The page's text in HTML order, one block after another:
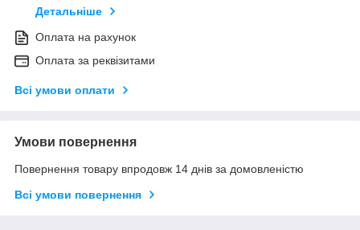
Детальніше
Оплата на рахунок
Оплата за реквізитами
Всі умови оплати
Умови повернення
Повернення товару впродовж 14 днів за домовленістю
Всі умови повернення